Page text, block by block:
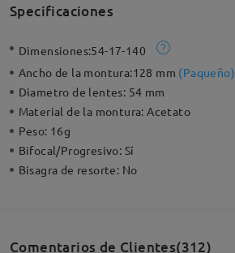
Specificaciones
Dimensiones:54-17-140
Ancho de la montura:128 mm (Paqueño)
Diametro de lentes: 54 mm
Material de la montura:Acetato
Peso: 16g
Bifocal/Progresivo: Sí
Bisagra de resorte: No
Comentarios de Clientes(312)